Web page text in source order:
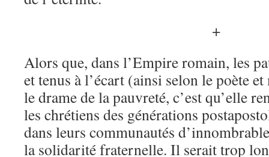
+
Alors que, dans l’Empire romain, les
et tenus à l’écart (ainsi selon le poète
le drame de la pauvreté, c’est qu’elle
les chrétiens des générations
dans leurs communautés
la solidarité fraternelle. Il serait trop